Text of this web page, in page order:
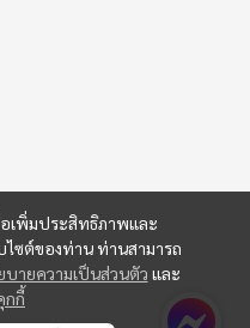
อเพิ่มประสิทธิภาพและ
ไซต์ของท่าน ท่านสามารถ
บายความเป็นส่วนตัว และ
กกี้